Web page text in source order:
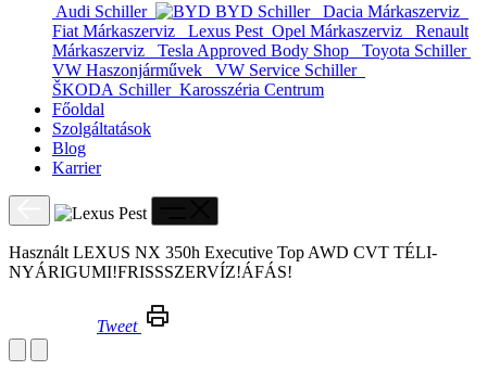
Audi Schiller BYD Schiller
Dacia Márkaszerviz
Fiat Márkaszerviz
Lexus Pest Opel Márkaszerviz
Renault
Márkaszerviz
Tesla Approved Body Shop
Toyota Schiller
VW Haszonjárművek
VW Service Schiller
ŠKODA Schiller Karosszéria Centrum
Főoldal
Szolgáltatások
Blog
Karrier
Használt LEXUS NX 350h Executive Top AWD CVT TÉLI-
NYÁRIGUMI!FRISSSZERVÍZ!ÁFÁS!
Tweet